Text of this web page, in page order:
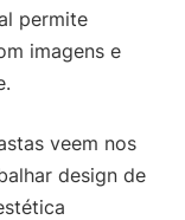
permite
imagens e
veem nos
design de